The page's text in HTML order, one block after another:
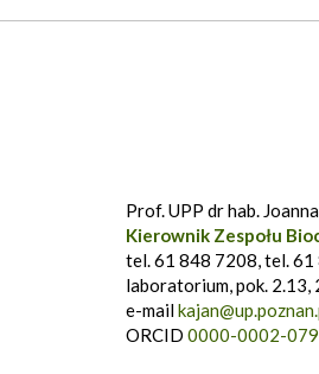
Prof. UPP dr hab.
Kierownik Zespołu
tel. 61 848 7208, tel.
laboratorium, pok. 2.13,
e-mail
ORCID 0000-0002-